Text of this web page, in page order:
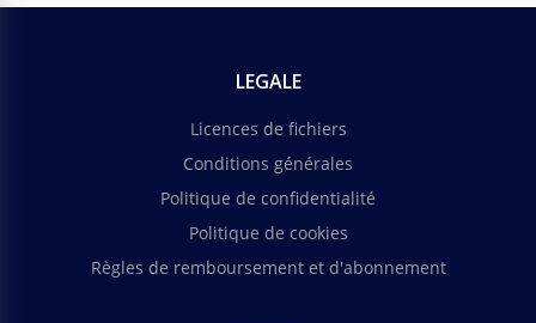
LEGALE
Licences de fichiers
Conditions générales
Politique de confidentialité
Politique de cookies
Règles de remboursement et d'abonnement